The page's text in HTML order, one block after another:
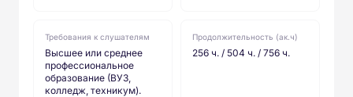
Требования к слушателям
Высшее или среднее
профессиональное
образование (ВУЗ,
колледж, техникум).
Продолжительность (ак.ч)
256 ч. / 504 ч. / 756 ч.